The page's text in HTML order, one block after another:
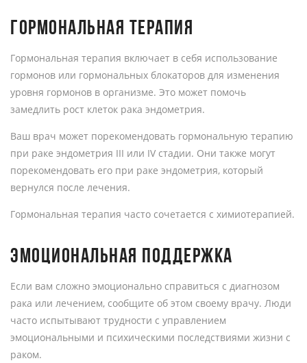
ГОРМОНАЛЬНАЯ ТЕРАПИЯ
Гормональная терапия включает в себя использование
гормонов или гормональных блокаторов для изменения
уровня гормонов в организме. Это может помочь
замедлить рост клеток рака эндометрия.
Ваш врач может порекомендовать гормональную терапию
при раке эндометрия III или IV стадии. Они также могут
порекомендовать его при раке эндометрия, который
вернулся после лечения.
Гормональная терапия часто сочетается с химиотерапией.
ЭМОЦИОНАЛЬНАЯ ПОДДЕРЖКА
Если вам сложно эмоционально справиться с диагнозом
рака или лечением, сообщите об этом своему врачу. Люди
часто испытывают трудности с управлением
эмоциональными и психическими последствиями жизни с
раком.